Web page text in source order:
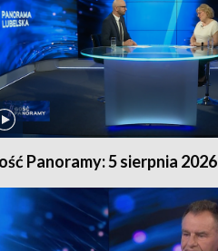
Panoramy: 5 sierpnia 2026